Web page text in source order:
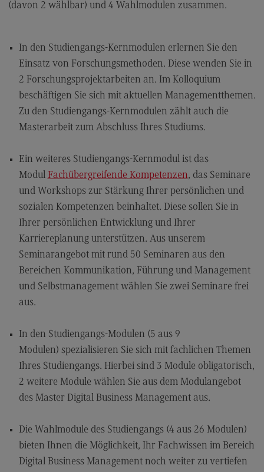
Profil-O-Mat Elektrotechnik und
Rahmenbedingungen
Modulangebot
Berufsperspektiven
Kontakt
Entrepreneurship
Modulangebot
Berufsperspektiven
Executive Engineering
Executive Engineering
Besonderheiten und Highlights
Finance
Finance
Modulangebot
Berufsperspektiven
Kontakt
General Business Management
(davon 2 wählbar) und 4 Wahlmodulen zusammen.
In den Studiengangs-Kernmodulen erlernen Sie den
Einsatz von Forschungsmethoden. Diese wenden Sie in
2 Forschungsprojektarbeiten an. Im Kolloquium
beschäftigen Sie sich mit aktuellen Managementthemen.
Zu den Studiengangs-Kernmodulen zählt auch die
Masterarbeit zum Abschluss Ihres Studiums.
Ein weiteres Studiengangs-Kernmodul ist das
Modul Fachübergreifende Kompetenzen, das Seminare
und Workshops zur Stärkung Ihrer persönlichen und
sozialen Kompetenzen beinhaltet. Diese sollen Sie in
Ihrer persönlichen Entwicklung und Ihrer
Karriereplanung unterstützen. Aus unserem
Seminarangebot mit rund 50 Seminaren aus den
Bereichen Kommunikation, Führung und Management
und Selbstmanagement wählen Sie zwei Seminare frei
aus.
In den Studiengangs-Modulen (5 aus 9
Modulen) spezialisieren Sie sich mit fachlichen Themen
Ihres Studiengangs. Hierbei sind 3 Module obligatorisch,
2 weitere Module wählen Sie aus dem Modulangebot
des Master Digital Business Management aus.
Die Wahlmodule des Studiengangs (4 aus 26 Modulen)
bieten Ihnen die Möglichkeit, Ihr Fachwissen im Bereich
Digital Business Management noch weiter zu vertiefen